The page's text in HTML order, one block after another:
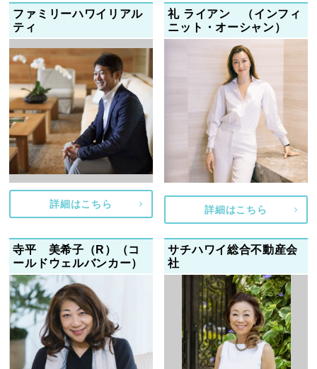
ファミリーハワイリアル
ティ
詳細はこちら
礼 ライアン （インフィ
ニット・オーシャン）
詳細はこちら
寺平 美希子（R）（コ
ールドウェルバンカー）
サチハワイ総合不動産会
社